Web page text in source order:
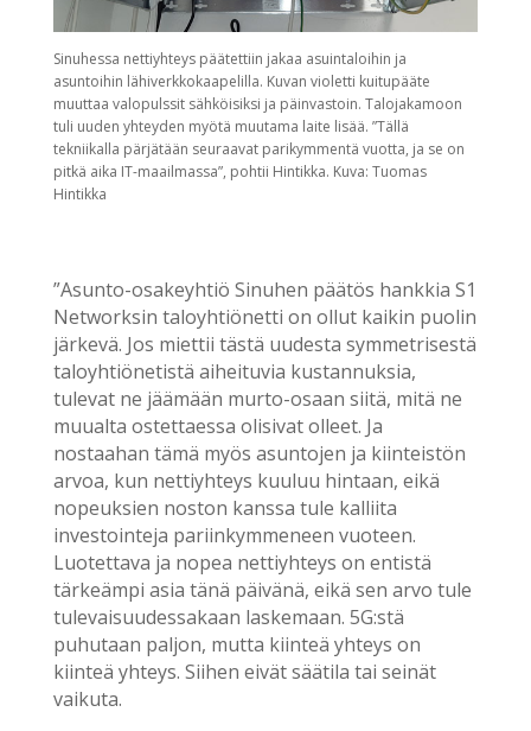
Sinuhessa nettiyhteys päätettiin jakaa asuintaloihin ja
asuntoihin lähiverkkokaapelilla. Kuvan violetti kuitupääte
muuttaa valopulssit sähköisiksi ja päinvastoin. Talojakamoon
tuli uuden yhteyden myötä muutama laite lisää. ”Tällä
tekniikalla pärjätään seuraavat parikymmentä vuotta, ja se on
pitkä aika IT-maailmassa”, pohtii Hintikka. Kuva: Tuomas
Hintikka
”Asunto-osakeyhtiö Sinuhen päätös hankkia S1
Networksin taloyhtiönetti on ollut kaikin puolin
järkevä. Jos miettii tästä uudesta symmetrisestä
taloyhtiönetistä aiheituvia kustannuksia,
tulevat ne jäämään murto-osaan siitä, mitä ne
muualta ostettaessa olisivat olleet. Ja
nostaahan tämä myös asuntojen ja kiinteistön
arvoa, kun nettiyhteys kuuluu hintaan, eikä
nopeuksien noston kanssa tule kalliita
investointeja pariinkymmeneen vuoteen.
Luotettava ja nopea nettiyhteys on entistä
tärkeämpi asia tänä päivänä, eikä sen arvo tule
tulevaisuudessakaan laskemaan. 5G:stä
puhutaan paljon, mutta kiinteä yhteys on
kiinteä yhteys. Siihen eivät säätila tai seinät
vaikuta.